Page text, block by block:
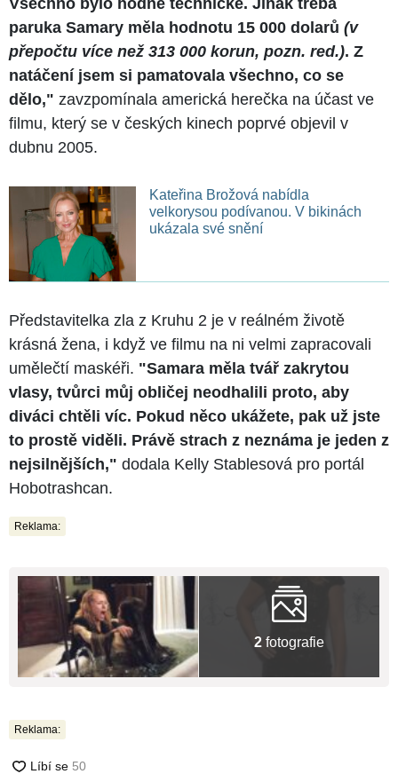
paruka Samary měla hodnotu 15 000 dolarů (v
přepočtu více než 313 000 korun, pozn. red.). Z
natáčení jsem si pamatovala všechno, co se
dělo," zavzpomínala americká herečka na účast ve
filmu, který se v českých kinech poprvé objevil v
dubnu 2005.
Kateřina Brožová nabídla
velkorysou podívanou. V bikinách
ukázala své snění
Představitelka zla z Kruhu 2 je v reálném životě
krásná žena, i když ve filmu na ni velmi zapracovali
umělečtí maskéři. "Samara měla tvář zakrytou
vlasy, tvůrci můj obličej neodhalili proto, aby
diváci chtěli víc. Pokud něco ukážete, pak už jste
to prostě viděli. Právě strach z neznáma je jeden z
nejsilnějších," dodala Kelly Stablesová pro portál
Hobotrashcan.
Reklama:
2 fotografie
Reklama: